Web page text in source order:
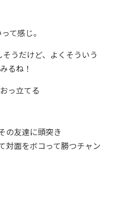
て感じ。
そうだけど、よくそういう
るね！
っ立てる
の友達に頭突き
対面をボコって勝つチャン